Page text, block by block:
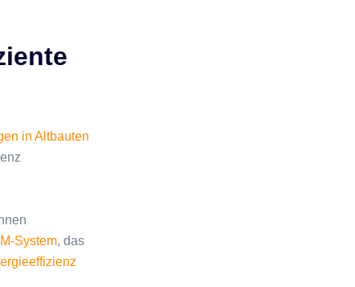
in Altbauten
System, das